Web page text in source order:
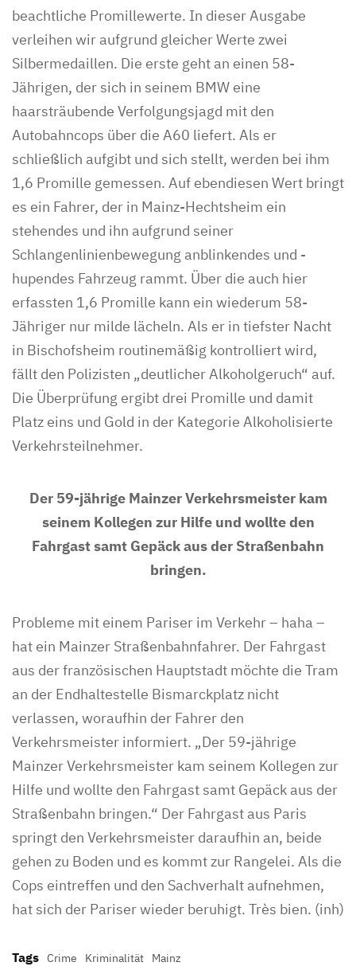
beachtliche Promillewerte. In dieser Ausgabe
verleihen wir aufgrund gleicher Werte zwei
Silbermedaillen. Die erste geht an einen 58-
Jährigen, der sich in seinem BMW eine
haarsträubende Verfolgungsjagd mit den
Autobahncops über die A60 liefert. Als er
schließlich aufgibt und sich stellt, werden bei ihm
1,6 Promille gemessen. Auf ebendiesen Wert bringt
es ein Fahrer, der in Mainz-Hechtsheim ein
stehendes und ihn aufgrund seiner
Schlangenlinienbewegung anblinkendes und -
hupendes Fahrzeug rammt. Über die auch hier
erfassten 1,6 Promille kann ein wiederum 58-
Jähriger nur milde lächeln. Als er in tiefster Nacht
in Bischofsheim routinemäßig kontrolliert wird,
fällt den Polizisten „deutlicher Alkoholgeruch“ auf.
Die Überprüfung ergibt drei Promille und damit
Platz eins und Gold in der Kategorie Alkoholisierte
Verkehrsteilnehmer.
Der 59-jährige Mainzer Verkehrsmeister kam
seinem Kollegen zur Hilfe und wollte den
Fahrgast samt Gepäck aus der Straßenbahn
bringen.
Probleme mit einem Pariser im Verkehr – haha –
hat ein Mainzer Straßenbahnfahrer. Der Fahrgast
aus der französischen Hauptstadt möchte die Tram
an der Endhaltestelle Bismarckplatz nicht
verlassen, woraufhin der Fahrer den
Verkehrsmeister informiert. „Der 59-jährige
Mainzer Verkehrsmeister kam seinem Kollegen zur
Hilfe und wollte den Fahrgast samt Gepäck aus der
Straßenbahn bringen.“ Der Fahrgast aus Paris
springt den Verkehrsmeister daraufhin an, beide
gehen zu Boden und es kommt zur Rangelei. Als die
Cops eintreffen und den Sachverhalt aufnehmen,
hat sich der Pariser wieder beruhigt. Très bien. (inh)
Tags Crime Kriminalität Mainz